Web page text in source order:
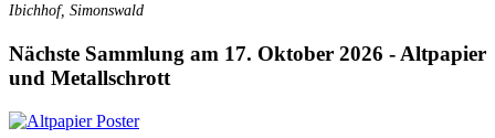
Ibichhof, Simonswald
Nächste Sammlung am 17. Oktober 2026 - Altpapier
und Metallschrott